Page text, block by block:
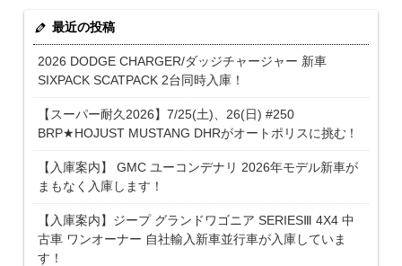
最近の投稿
2026 DODGE CHARGER/ダッジチャージャー 新車
SIXPACK SCATPACK 2台同時入庫！
【スーパー耐久2026】7/25(土)、26(日) #250
BRP★HOJUST MUSTANG DHRがオートポリスに挑む！
【入庫案内】 GMC ユーコンデナリ 2026年モデル新車が
まもなく入庫します！
【入庫案内】ジープ グランドワゴニア SERIESⅢ 4X4 中
古車 ワンオーナー 自社輸入新車並行車が入庫していま
す！